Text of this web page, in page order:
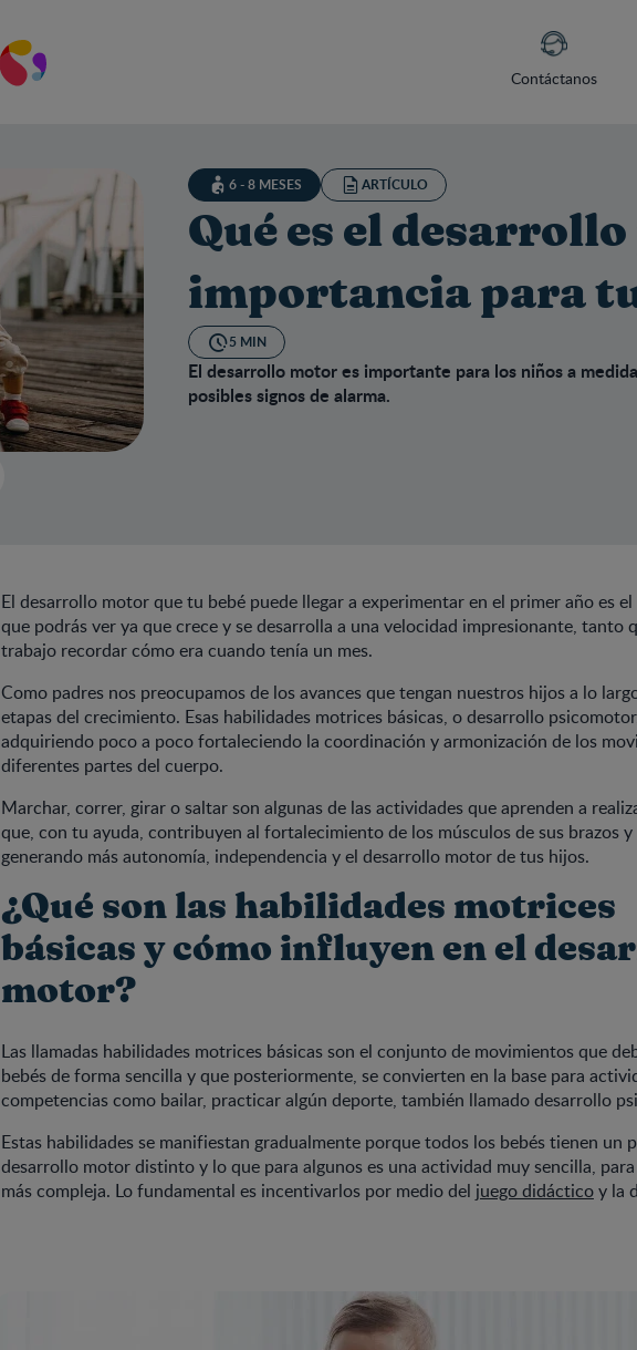
Contáctanos
6 - 8 MESES ARTÍCULO
Qué es el
importancia para
5 MIN
El desarrollo motor es importante para los niños a
posibles signos de alarma.
El desarrollo motor que tu bebé puede llegar a experimentar en el primer año es
que podrás ver ya que crece y se desarrolla a una velocidad impresionante, tanto
trabajo recordar cómo era cuando tenía un mes.
Como padres nos preocupamos de los avances que tengan nuestros hijos a lo
etapas del crecimiento. Esas habilidades motrices básicas, o desarrollo
adquiriendo poco a poco fortaleciendo la coordinación y armonización de los
diferentes partes del cuerpo.
Marchar, correr, girar o saltar son algunas de las actividades que aprenden a
que, con tu ayuda, contribuyen al fortalecimiento de los músculos de sus brazos y
generando más autonomía, independencia y el desarrollo motor de tus hijos.
¿Qué son las habilidades motrices
básicas y cómo influyen en el
motor?
Las llamadas habilidades motrices básicas son el conjunto de movimientos que
bebés de forma sencilla y que posteriormente, se convierten en la base para
competencias como bailar, practicar algún deporte, también llamado desarrollo
Estas habilidades se manifiestan gradualmente porque todos los bebés tienen un
desarrollo motor distinto y lo que para algunos es una actividad muy sencilla,
más compleja. Lo fundamental es incentivarlos por medio del juego didácticoy la